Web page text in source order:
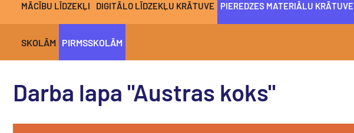
MĀCĪBU LĪDZEKĻI DIGITĀLO LĪDZEKĻU KRĀTUVE PIEREDZES MATERIĀLU KRĀTUVE
SKOLĀM PIRMSSKOLĀM
Darba lapa "Austras koks"